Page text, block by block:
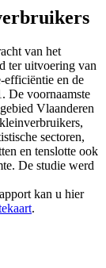
van het
ter uitvoering van
en de
De voornaamste
Vlaanderen
sectoren,
en tenslotte ook
De studie werd
kan u hier
.